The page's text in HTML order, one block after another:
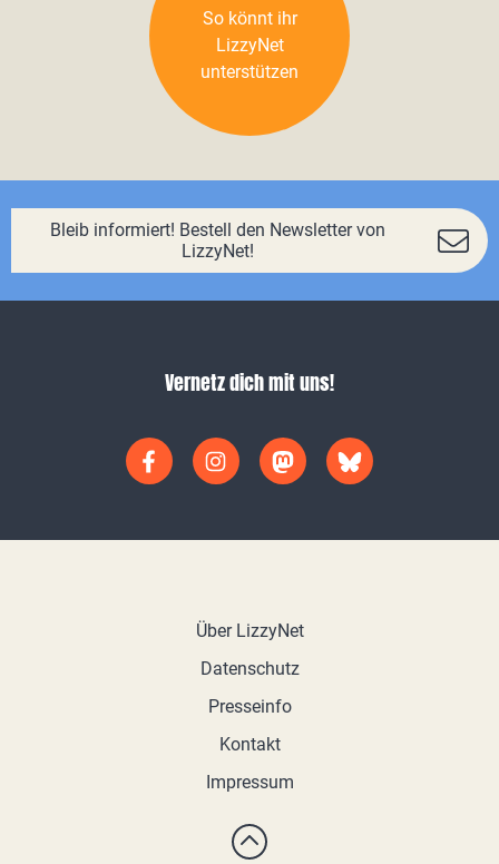
So könnt ihr
LizzyNet
unterstützen
Bleib informiert! Bestell den Newsletter von
LizzyNet!
Vernetz dich mit uns!
Über LizzyNet
Datenschutz
Presseinfo
Kontakt
Impressum